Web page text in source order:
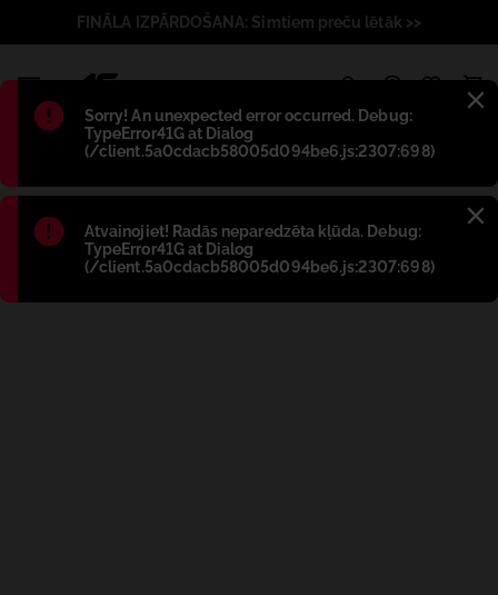
Błąd:
Sorry! An unexpected error occurred. Debug:
TypeError41G at Dialog
(/client.5a0cdacb58005d094be6.js:2307:698)
Błąd:
Atvainojiet! Radās neparedzēta kļūda. Debug:
TypeError41G at Dialog
(/client.5a0cdacb58005d094be6.js:2307:698)
FINĀLA IZPĀRDOŠANA: Simtiem preču lētāk >>